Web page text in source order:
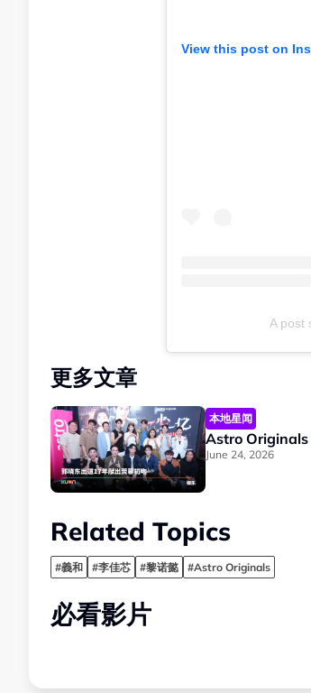
View this post on
A post
更多文章
本地星闻
Astro Originals
June 24, 2026
Related Topics
#義和 #李佳芯 #黎诺懿 #Astro Originals
必看影片